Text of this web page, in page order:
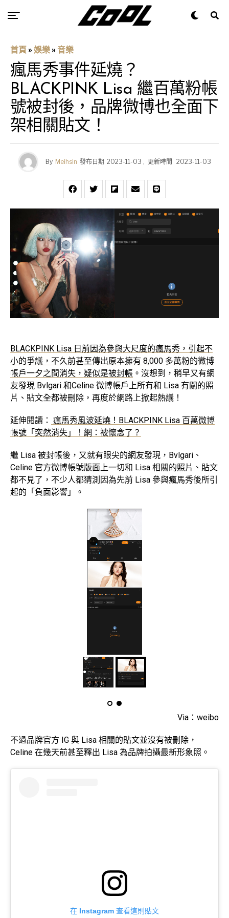
首頁 » 娛樂 » 音樂
瘋馬秀事件延燒？
BLACKPINK Lisa 繼百萬粉帳
號被封後，品牌微博也全面下
架相關貼文！
By Meihsin 發布日期 2023-11-03 , 更新時間 2023-11-03
BLACKPINK Lisa 日前因為參與大尺度的瘋馬秀，引起不
小的爭議，不久前甚至傳出原本擁有 8,000 多萬粉的微博
帳戶一夕之間消失，疑似是被封帳 。沒想到，稍早又有網
友發現 Bvlgari 和Celine 微博帳戶上所有和 Lisa 有關的照
片、貼文全都被刪除，再度於網路上掀起熱議！
延伸閱讀： 瘋馬秀風波延燒！BLACKPINK Lisa 百萬微博
帳號「突然消失」！網：被懷念了？
繼 Lisa 被封帳後，又就有眼尖的網友發現，Bvlgari、
Celine 官方微博帳號版面上一切和 Lisa 相關的照片、貼文
都不見了，不少人都猜測因為先前 Lisa 參與瘋馬秀後所引
起的「負面影響」。
Via：weibo
不過品牌官方 IG 與 Lisa 相關的貼文並沒有被刪除，
Celine 在幾天前甚至釋出 Lisa 為品牌拍攝最新形象照。
在 Instagram 查看這則貼文